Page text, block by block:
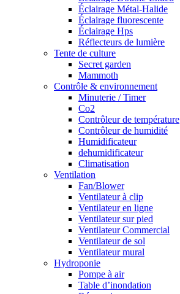
Éclairage Métal-Halide
Éclairage fluorescente
Éclairage Hps
Réflecteurs de lumière
Tente de culture
Secret garden
Mammoth
Contrôle & environnement
Minuterie / Timer
Co2
Contrôleur de température
Contrôleur de humidité
Humidificateur
dehumidificateur
Climatisation
Ventilation
Fan/Blower
Ventilateur à clip
Ventilateur en ligne
Ventilateur sur pied
Ventilateur Commercial
Ventilateur de sol
Ventilateur mural
Hydroponie
Pompe à air
Table d’inondation